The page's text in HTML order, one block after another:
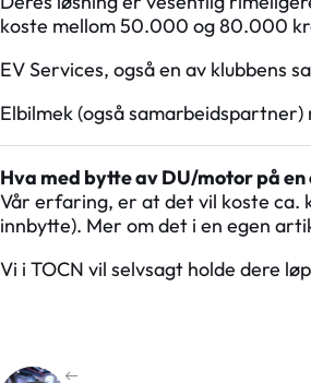
koste mellom 50.000 og 80.000
EV Services, også en av klubbens
Elbilmek (også
Hva med bytte av DU/motor på
Vår erfaring, er at det vil koste ca.
innbytte). Mer om det i en egen
Vi i TOCN vil selvsagt holde dere